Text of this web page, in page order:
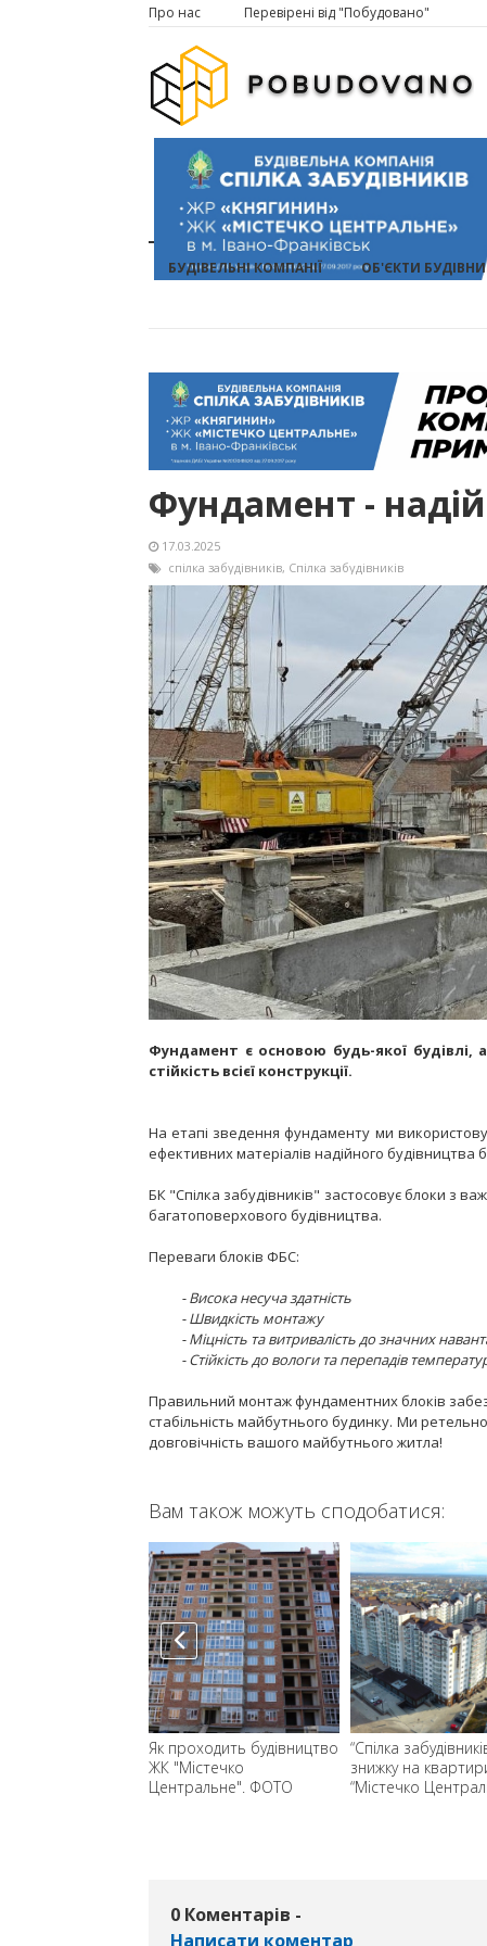
Про нас Перевірені від "Побудовано"
БУДІВЕЛЬНІ КОМПАНІЇ ОБ'ЄКТИ
Фундамент -
17.03.2025
спілка забудівників, Спілка забудівників
Фундамент є основою будь-якої
стійкість всієї конструкції.
На етапі зведення фундаменту ми
ефективних матеріалів надійного будівництва
БК "Спілка забудівників" застосовує блоки з
багатоповерхового будівництва.
Переваги блоків ФБС:
- Висока несуча здатність
- Швидкість монтажу
- Міцність та витривалість до значних
- Стійкість до вологи та перепадів
Правильний монтаж фундаментних блоків
стабільність майбутнього будинку. Ми
довговічність вашого майбутнього житла!
Вам також можуть сподобатися:
Як проходить будівництво
ЖК "Містечко
Центральне". ФОТО
“Спілка
знижку на
“Містечко
0 Коментарів -
Написати коментар